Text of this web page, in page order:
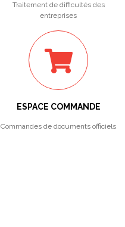
Traitement de difficultés des
entreprises
ESPACE COMMANDE
Commandes de documents officiels